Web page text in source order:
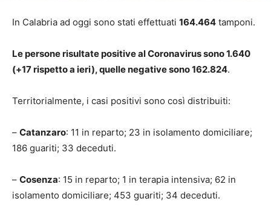
In Calabria ad oggi sono stati effettuati 164.464 tamponi.
Le persone risultate positive al Coronavirus sono 1.640
(+17 rispetto a ieri), quelle negative sono 162.824.
Territorialmente, i casi positivi sono così distribuiti:
– Catanzaro: 11 in reparto; 23 in isolamento domiciliare;
186 guariti; 33 deceduti.
– Cosenza: 15 in reparto; 1 in terapia intensiva; 62 in
isolamento domiciliare; 453 guariti; 34 deceduti.